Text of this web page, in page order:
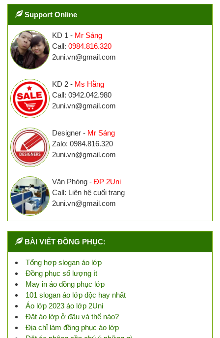
Support Online
KD 1 - Mr Sáng
Call: 0984.816.320
2uni.vn@gmail.com
KD 2 - Ms Hằng
Call: 0942.042.980
2uni.vn@gmail.com
Designer - Mr Sáng
Zalo: 0984.816.320
2uni.vn@gmail.com
Văn Phòng - ĐP 2Uni
Call: Liên hệ cuối trang
2uni.vn@gmail.com
BÀI VIẾT ĐỒNG PHỤC:
Tổng hợp slogan áo lớp
Đồng phục số lượng ít
May in áo đồng phục lớp
101 slogan áo lớp độc hay nhất
Áo lớp 2023 áo lớp 2Uni
Đặt áo lớp ở đâu và thế nào?
Địa chỉ làm đồng phục áo lớp